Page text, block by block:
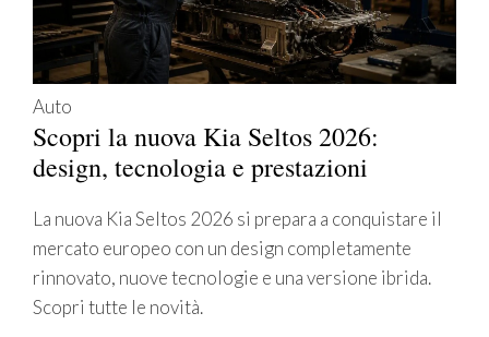
Auto
Scopri la nuova Kia Seltos 2026:
design, tecnologia e prestazioni
La nuova Kia Seltos 2026 si prepara a conquistare il
mercato europeo con un design completamente
rinnovato, nuove tecnologie e una versione ibrida.
Scopri tutte le novità.